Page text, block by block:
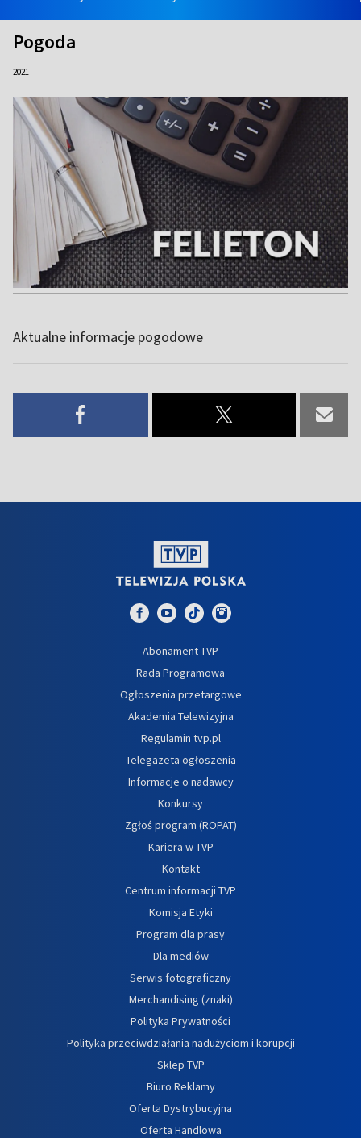
Pogoda
2021
Aktualne informacje pogodowe
Abonament TVP
Rada Programowa
Ogłoszenia przetargowe
Akademia Telewizyjna
Regulamin tvp.pl
Telegazeta ogłoszenia
Informacje o nadawcy
Konkursy
Zgłoś program (ROPAT)
Kariera w TVP
Kontakt
Centrum informacji TVP
Komisja Etyki
Program dla prasy
Dla mediów
Serwis fotograficzny
Merchandising (znaki)
Polityka Prywatności
Polityka przeciwdziałania nadużyciom i korupcji
Sklep TVP
Biuro Reklamy
Oferta Dystrybucyjna
Oferta Handlowa